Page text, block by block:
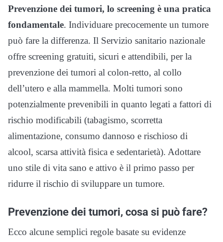
Prevenzione dei tumori, lo screening è una pratica
fondamentale. Individuare precocemente un tumore
può fare la differenza. Il Servizio sanitario nazionale
offre screening gratuiti, sicuri e attendibili, per la
prevenzione dei tumori al colon-retto, al collo
dell’utero e alla mammella. Molti tumori sono
potenzialmente prevenibili in quanto legati a fattori di
rischio modificabili (tabagismo, scorretta
alimentazione, consumo dannoso e rischioso di
alcool, scarsa attività fisica e sedentarietà). Adottare
uno stile di vita sano e attivo è il primo passo per
ridurre il rischio di sviluppare un tumore.
Prevenzione dei tumori, cosa si può fare?
Ecco alcune semplici regole basate su evidenze